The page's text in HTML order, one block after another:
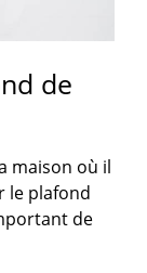
de
maison où il
le plafond
de